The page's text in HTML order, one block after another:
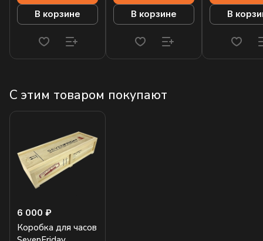
В корзине
В корзине
В
С этим товаром покупают
6 000 ₽
Коробка для часов